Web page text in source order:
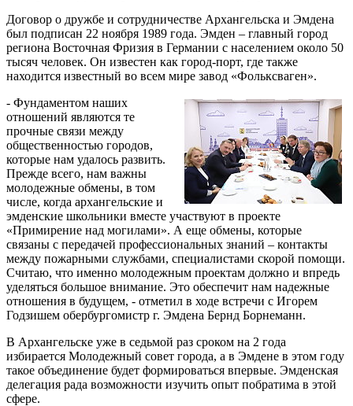
Договор о дружбе и сотрудничестве Архангельска и Эмдена
был подписан 22 ноября 1989 года. Эмден – главный город
региона Восточная Фризия в Германии с населением около 50
тысяч человек. Он известен как город-порт, где также
находится известный во всем мире завод «Фольксваген».
- Фундаментом наших
отношений являются те
прочные связи между
общественностью городов,
которые нам удалось развить.
Прежде всего, нам важны
молодежные обмены, в том
числе, когда архангельские и
эмденские школьники вместе участвуют в проекте
«Примирение над могилами». А еще обмены, которые
связаны с передачей профессиональных знаний – контакты
между пожарными службами, специалистами скорой помощи.
Считаю, что именно молодежным проектам должно и впредь
уделяться большое внимание. Это обеспечит нам надежные
отношения в будущем, - отметил в ходе встречи с Игорем
Годзишем обербургомистр г. Эмдена Бернд Борнеманн.
В Архангельске уже в седьмой раз сроком на 2 года
избирается Молодежный совет города, а в Эмдене в этом году
такое объединение будет формироваться впервые. Эмденская
делегация рада возможности изучить опыт побратима в этой
сфере.